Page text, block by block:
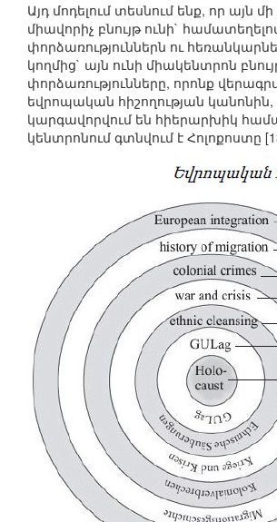
Այդ մոդելում տեսնում ենք, որ այն
միավորիչ բնույթ ունի`
փորձառություններն ու
կողմից` այն ունի միակենտրոն
փորձառությունները, որոնք
եվրոպական հիշողության կանոնին,
կարգավորվում են հիերարխիկ
կենտրոնում գտնվում է Հոլոքոստը